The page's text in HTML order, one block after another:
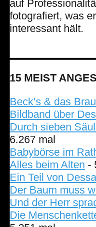
auf
fotografiert, was
interessant hält.
15 MEIST
Beck’s & das
Bildband über
Durch sieben
6.267 mal
Babybörse im
Alles beim Alten -
Ein Teil von
Der Baum muss
Und der Herr
Die